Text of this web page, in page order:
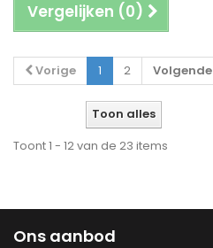
Vergelijken (0)
Vorige 1 2 Volgende
Toon alles
Toont 1 - 12 van de 23 items
Ons aanbod